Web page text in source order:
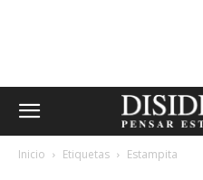
Inicio Etiquetas Estampita